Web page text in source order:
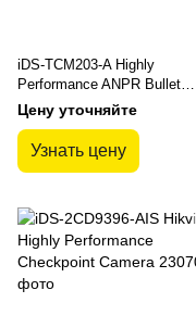
iDS-TCM203-A Highly
Performance ANPR Bullet
Camera
Цену уточняйте
Узнать цену